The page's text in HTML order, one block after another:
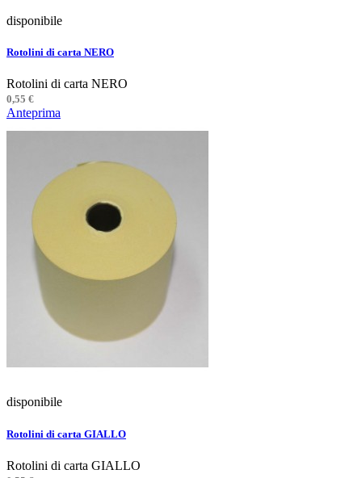
disponibile
Rotolini di carta NERO
Rotolini di carta NERO
0,55 €
Anteprima
disponibile
Rotolini di carta GIALLO
Rotolini di carta GIALLO